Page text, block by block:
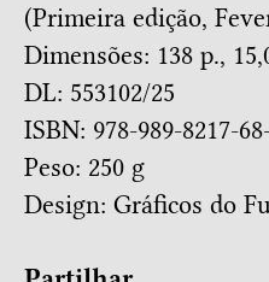
(Primeira edição,
Dimensões: 138 p.,
DL: 553102/25
ISBN: 978-989-8217-
Peso: 250 g
Design: Gráficos do